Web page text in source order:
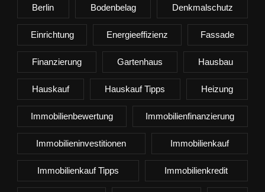
Berlin Bodenbelag Denkmalschutz
Einrichtung Energieeffizienz Fassade
Finanzierung Gartenhaus Hausbau
Hauskauf Hauskauf Tipps Heizung
Immobilienbewertung Immobilienfinanzierung
Immobilieninvestitionen Immobilienkauf
Immobilienkauf Tipps Immobilienkredit